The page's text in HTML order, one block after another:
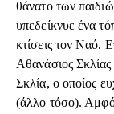
θάνατο των
υπεδείκνυε ένα
κτίσεις τον Ναό.
Αθανάσιος
Σκλία, ο οποίος
(άλλο τόσο).